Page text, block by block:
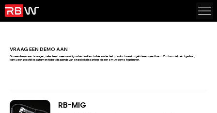
VRAAG EEN DEMO AAN
Om een demo aan te vragen, selecteert u eenvoudig uw land en kiest u hieronder het product waarin u geïnteresseerd bent. Zodra u dat hebt gedaan,
kunt u een geschikte datum en tijd uit de agenda van onze lokale partner kiezen om uw demo te plannen.
RB-MIG